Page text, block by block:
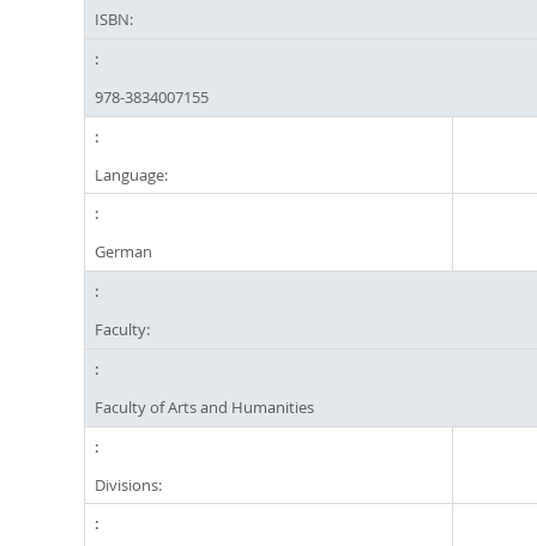
ISBN:
978-3834007155
Language:
German
Faculty:
Faculty of Arts and Humanities
Divisions: